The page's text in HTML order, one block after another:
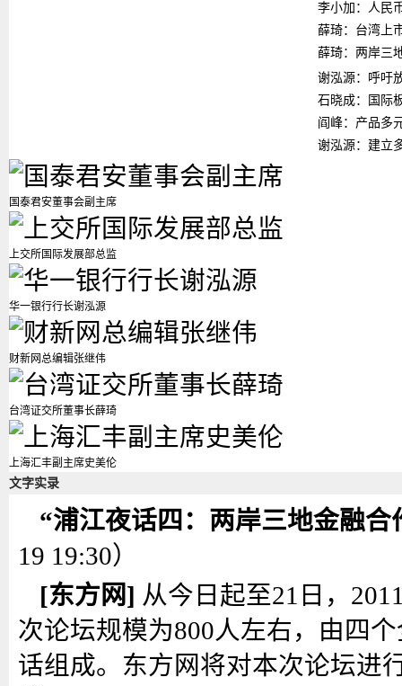
李小加：人民
薛琦：台湾上
薛琦：两岸三
谢泓源：呼吁
石晓成：国际
阎峰：产品多
谢泓源：建立
国泰君安董事会副主席
上交所国际发展部总监
华一银行行长谢泓源
财新网总编辑张继伟
台湾证交所董事长薛琦
上海汇丰副主席史美伦
文字实录
“浦江夜话四：两岸三地金融合
19 19:30）
[东方网] 从今日起至21日，
次论坛规模为800人左右，由四
话组成。东方网将对本次论坛进